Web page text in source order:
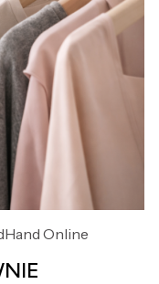
Online